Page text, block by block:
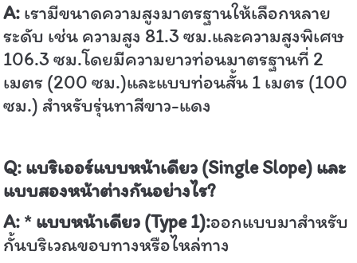
A: เรามีขนาดความสูงมาตรฐานให้เลือกหลาย
ระดับ เช่น ความสูง 81.3 ซม.และความสูงพิเศษ
106.3 ซม.โดยมีความยาวท่อนมาตรฐานที่ 2
เมตร (200 ซม.)และแบบท่อนสั้น 1 เมตร (100
ซม.) สำหรับรุ่นทาสีขาว-แดง
Q: แบริเออร์แบบหน้าเดียว (Single Slope) และ
แบบสองหน้าต่างกันอย่างไร?
A: * แบบหน้าเดียว (Type 1):ออกแบบมาสำหรับ
กั้นบริเวณขอบทางหรือไหล่ทาง